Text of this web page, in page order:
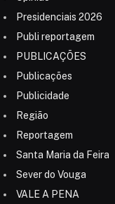
Presidenciais 2026
Publi reportagem
PUBLICAÇÕES
Publicações
Publicidade
Região
Reportagem
Santa Maria da Feira
Sever do Vouga
VALE A PENA